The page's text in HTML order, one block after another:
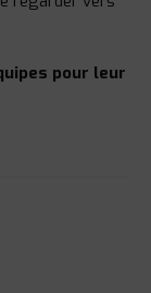
pour leur